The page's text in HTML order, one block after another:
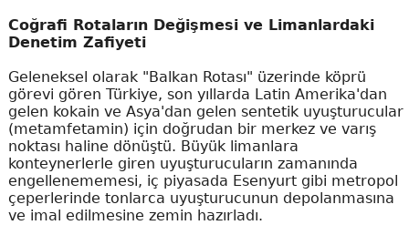
Coğrafi Rotaların Değişmesi ve Limanlardaki
Denetim Zafiyeti
Geleneksel olarak "Balkan Rotası" üzerinde köprü
görevi gören Türkiye, son yıllarda Latin Amerika'dan
gelen kokain ve Asya'dan gelen sentetik uyuşturucular
(metamfetamin) için doğrudan bir merkez ve varış
noktası haline dönüştü. Büyük limanlara
konteynerlerle giren uyuşturucuların zamanında
engellenememesi, iç piyasada Esenyurt gibi metropol
çeperlerinde tonlarca uyuşturucunun depolanmasına
ve imal edilmesine zemin hazırladı.